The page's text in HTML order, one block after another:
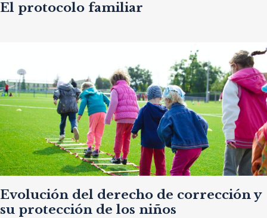
El protocolo familiar
Evolución del derecho de corrección y
su protección de los niños